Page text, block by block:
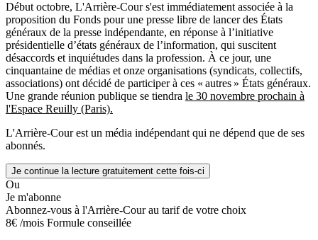
Début octobre, L'Arrière-Cour s'est immédiatement associée à la
proposition du Fonds pour une presse libre de lancer des États
généraux de la presse indépendante, en réponse à l’initiative
présidentielle d’états généraux de l’information, qui suscitent
désaccords et inquiétudes dans la profession. À ce jour, une
cinquantaine de médias et onze organisations (syndicats, collectifs,
associations) ont décidé de participer à ces « autres » États généraux.
Une grande réunion publique se tiendra le 30 novembre prochain à
l'Espace Reuilly (Paris).
L'Arrière-Cour est un média indépendant qui ne dépend que de ses
abonnés.
Je continue la lecture gratuitement cette fois-ci
Ou
Je m'abonne
Abonnez-vous à l'Arrière-Cour au tarif de votre choix
8€ /mois Formule conseillée